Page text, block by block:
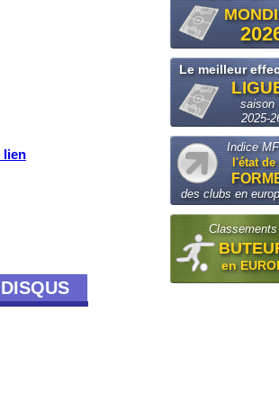
lien
DISQUS
Le meilleur
saison
2025-
Indice
l'état de
des clubs en
en